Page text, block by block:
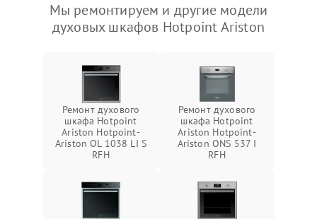
Мы ремонтируем и другие модели
духовых шкафов Hotpoint Ariston
Ремонт духового
шкафа Hotpoint
Ariston Hotpoint-
Ariston OL 1038 LI S
RFH
Ремонт духового
шкафа Hotpoint
Ariston Hotpoint-
Ariston ONS 537 I
RFH